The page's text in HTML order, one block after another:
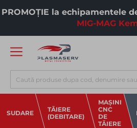
PROMOȚIE la echipamentele
MIG-MAG
SUDARE
TĂIERE
(DEBITARE)
MAȘINI
CNC
DE
TĂIERE